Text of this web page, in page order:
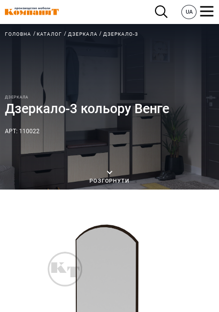
UA
ГОЛОВНА КАТАЛОГ ДЗЕРКАЛА ДЗЕРКАЛО-3
ДЗЕРКАЛА
Дзеркало-3 кольору Венге
АРТ: 110022
РОЗГОРНУТИ